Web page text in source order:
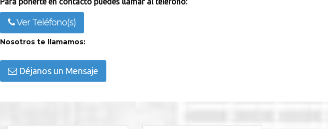
Ver Teléfono(s)
Nosotros te llamamos:
Déjanos un Mensaje